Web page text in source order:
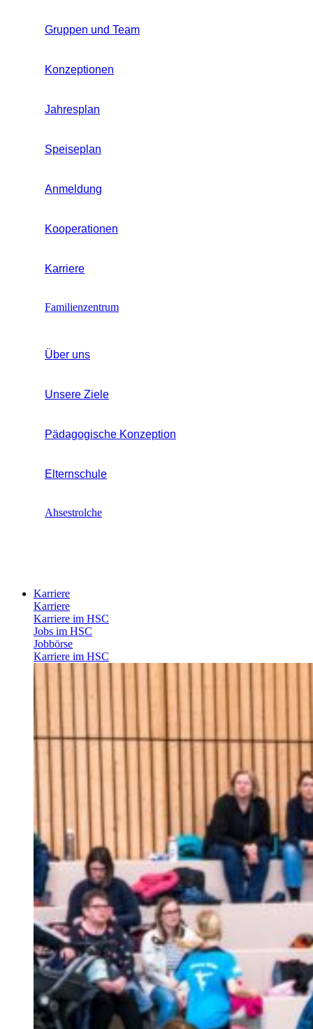
Gruppen und Team
Konzeptionen
Jahresplan
Speiseplan
Anmeldung
Kooperationen
Karriere
Familienzentrum
Über uns
Unsere Ziele
Pädagogische Konzeption
Elternschule
Ahsestrolche
Karriere
Karriere
Karriere im HSC
Jobs im HSC
Jobbörse
Karriere im HSC